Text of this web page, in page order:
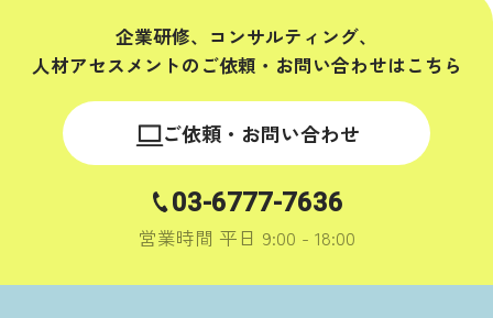
企業研修、コンサルティング、
人材アセスメントの ご依頼・お問い合わせはこちら
ご依頼・お問い合わせ
03-6777-7636
営業時間 平日 9:00 - 18:00